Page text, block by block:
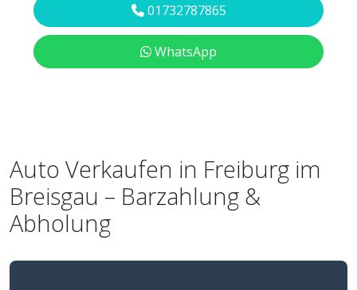
01732787865
WhatsApp
Auto Verkaufen in Freiburg im
Breisgau – Barzahlung &
Abholung